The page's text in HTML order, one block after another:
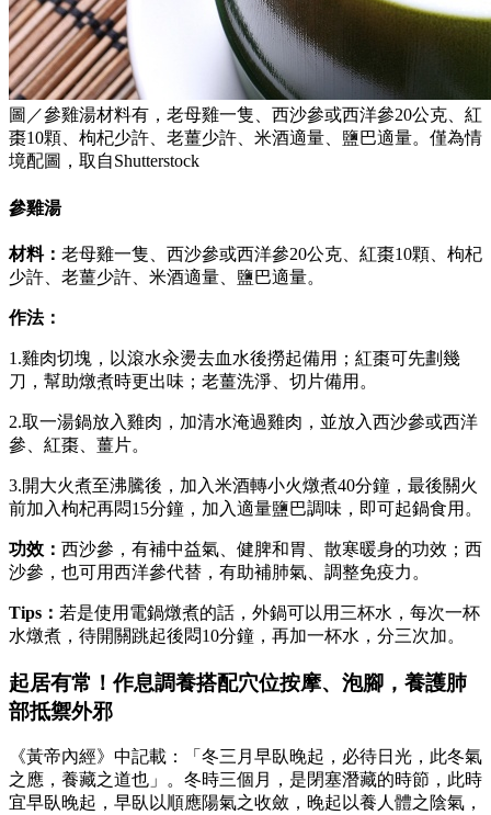
圖／參雞湯材料有，老母雞一隻、西沙參或西洋參20公克、紅
棗10顆、枸杞少許、老薑少許、米酒適量、鹽巴適量。僅為情
境配圖，取自Shutterstock
參雞湯
材料： 老母雞一隻、西沙參或西洋參20公克、紅棗10顆、枸杞
少許、老薑少許、米酒適量、鹽巴適量。
作法：
1.雞肉切塊，以滾水汆燙去血水後撈起備用；紅棗可先劃幾
刀，幫助燉煮時更出味；老薑洗淨、切片備用。
2.取一湯鍋放入雞肉，加清水淹過雞肉，並放入西沙參或西洋
參、紅棗、薑片。
3.開大火煮至沸騰後，加入米酒轉小火燉煮40分鐘，最後關火
前加入枸杞再悶15分鐘，加入適量鹽巴調味，即可起鍋食用。
功效： 西沙參，有補中益氣、健脾和胃、散寒暖身的功效；西
沙參，也可用西洋參代替，有助補肺氣、調整免疫力。
Tips ： 若是使用電鍋燉煮的話，外鍋可以用三杯水，每次一杯
水燉煮，待開關跳起後悶10分鐘，再加一杯水，分三次加。
起居有常！作息調養搭配穴位按摩、泡腳，養護肺
部抵禦外邪
《黃帝內經》中記載：「冬三月早臥晚起，必待日光，此冬氣
之應，養藏之道也」。冬時三個月，是閉塞潛藏的時節，此時
宜早臥晚起，早臥以順應陽氣之收斂，晚起以養人體之陰氣，